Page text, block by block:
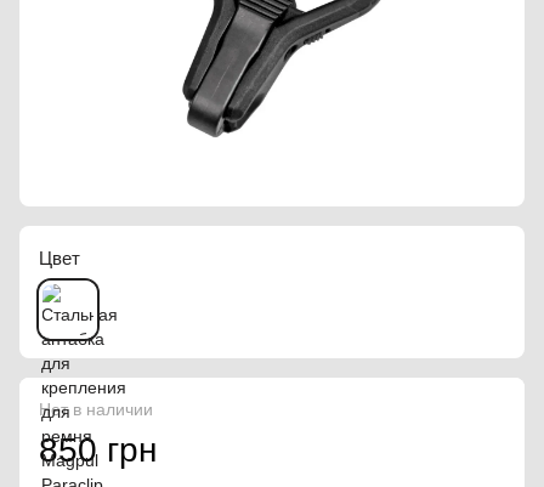
Цвет
Нет в наличии
850 грн